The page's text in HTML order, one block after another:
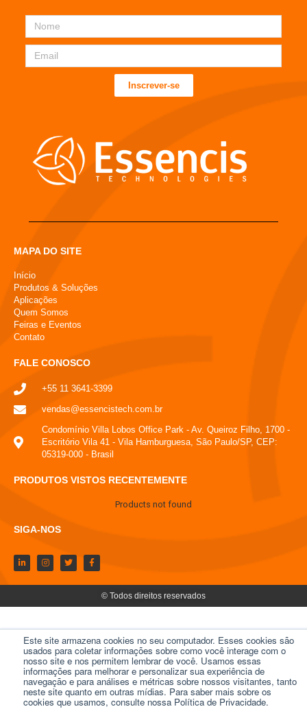
Este site armazena cookies no seu computador. Esses cookies são
usados ​​para coletar informações sobre como você interage com o
nosso site e nos permitem lembrar de você. Usamos essas
informações para melhorar e personalizar sua experiência de
navegação e para análises e métricas sobre nossos visitantes, tanto
neste site quanto em outras mídias. Para saber mais sobre os
cookies que usamos, consulte nossa Política de Privacidade.
Inscrever-se
MAPA DO SITE
Início
Produtos & Soluções
Aplicações
Quem Somos
Feiras e Eventos
Contato
FALE CONOSCO
+55 11 3641-3399
vendas@essencistech.com.br
Condomínio Villa Lobos Office Park - Av. Queiroz Filho, 1700 -
Escritório Vila 41 - Vila Hamburguesa, São Paulo/SP, CEP:
05319-000 - Brasil
PRODUTOS VISTOS RECENTEMENTE
Products not found
SIGA-NOS
© Todos direitos reservados